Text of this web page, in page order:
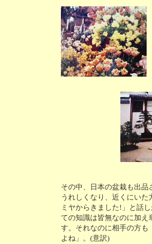
その中、日本の盆栽も出
うれしくなり、近くにい
ミヤからきました!」と話
ての知識は皆無なのに加え
す。それなのに相手の方も
よね」。(意訳)